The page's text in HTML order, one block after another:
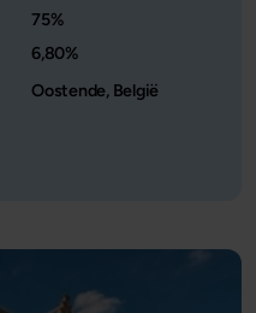
afgezet tegen de waarde van
75%
6,80%
Oostende, België
Oostende, België -